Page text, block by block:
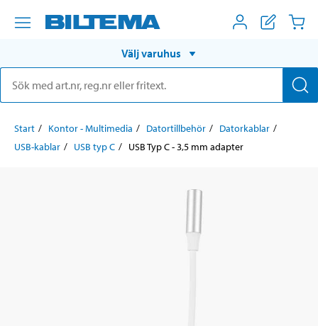
Välj varuhus
Start Kontor - Multimedia Datortillbehör
Datorkablar
USB-kablar
USB typ C USB Typ C - 3,5 mm adapter